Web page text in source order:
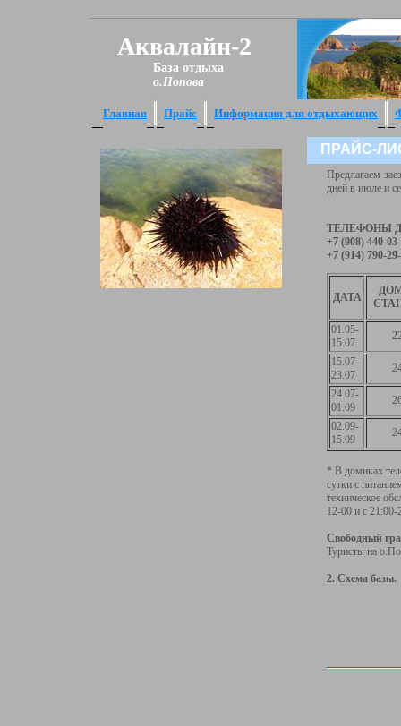
Аквалайн-2
База отдыха
о.Попова
Главная Прайс Информация для отдыхающих
ПРАЙС-
Предлагаем
дней в июле и
ТЕЛЕФОНЫ
+7 (908) 440-
+7 (914) 790-
ДАТА
01.05-
15.07
15.07-
23.07
24.07-
01.09
02.09-
15.09
* В домиках
сутки с
техническое
12-00 и с 21:00-
Свободный
Туристы на
2. Схема базы.